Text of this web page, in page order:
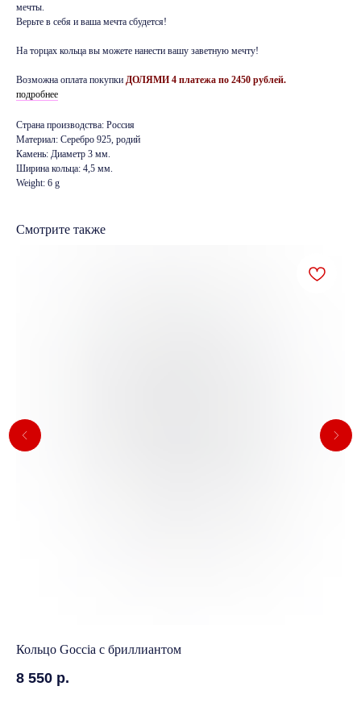
мечты.
Верьте в себя и ваша мечта сбудется!
На торцах кольца вы можете нанести вашу заветную мечту!
Возможна оплата покупки ДОЛЯМИ 4 платежа по 2450 рублей.
подробнее
Страна производства: Россия
Материал: Серебро 925, родий
Камень: Диаметр 3 мм.
Ширина кольца: 4,5 мм.
Weight: 6 g
Смотрите также
Кольцо Goccia с бриллиантом
8 550 р.